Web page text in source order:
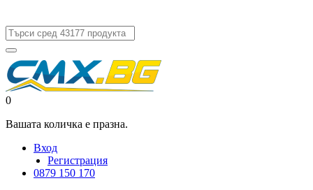
0
Вашата количка е празна.
Вход
Регистрация
0879 150 170